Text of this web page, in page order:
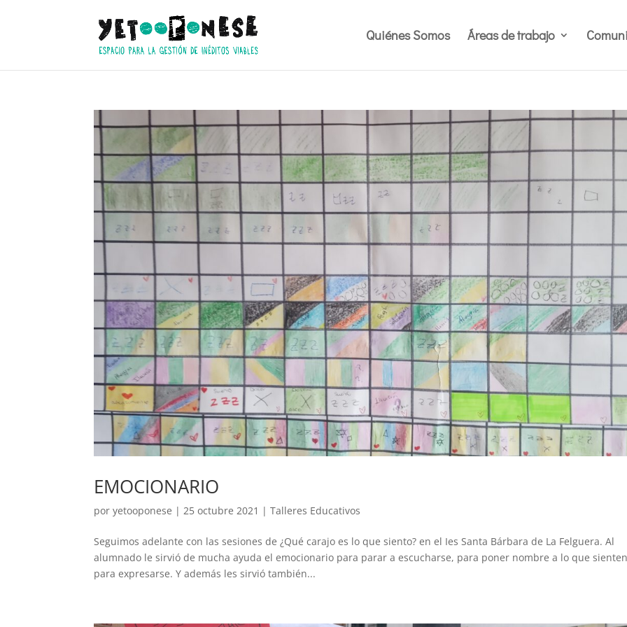
Quiénes Somos Áreas de trabajo
EMOCIONARIO
poryetooponese | 25 octubre 2021 |Talleres Educativos
Seguimos adelante con las sesiones de ¿Qué carajo es lo que siento? en el Ies Santa Bárbara de La Felguera. Al
alumnado le sirvió de mucha ayuda el emocionario para parar a escucharse, para poner nombre a lo que
para expresarse. Y además les sirvió también...